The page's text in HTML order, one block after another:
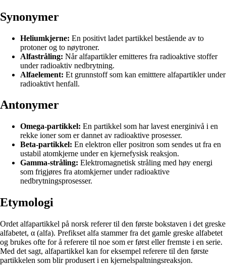
Synonymer
Heliumkjerne: En positivt ladet partikkel bestående av to
protoner og to nøytroner.
Alfastråling: Når alfapartikler emitteres fra radioaktive stoffer
under radioaktiv nedbrytning.
Alfaelement: Et grunnstoff som kan emitttere alfapartikler under
radioaktivt henfall.
Antonymer
Omega-partikkel: En partikkel som har lavest energinivå i en
rekke ioner som er dannet av radioaktive prosesser.
Beta-partikkel: En elektron eller positron som sendes ut fra en
ustabil atomkjerne under en kjernefysisk reaksjon.
Gamma-stråling: Elektromagnetisk stråling med høy energi
som frigjøres fra atomkjerner under radioaktive
nedbrytningsprosesser.
Etymologi
Ordet alfapartikkel på norsk referer til den første bokstaven i det greske
alfabetet, α (alfa). Prefikset alfa stammer fra det gamle greske alfabetet
og brukes ofte for å referere til noe som er først eller fremste i en serie.
Med det sagt, alfapartikkel kan for eksempel referere til den første
partikkelen som blir produsert i en kjernelspaltningsreaksjon.